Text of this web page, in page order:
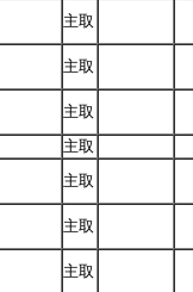
主取
主取
主取
主取
主取
主取
主取